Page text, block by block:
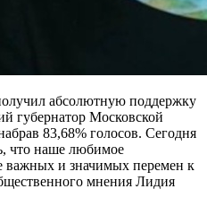
абсолютную поддержку
губернатор Московской
83,68% голосов. Сегодня
что наше любимое
важных и значимых перемен к
мнения Лидия